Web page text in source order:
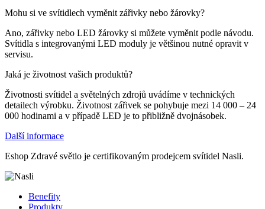
Mohu si ve svítidlech vyměnit zářivky nebo žárovky?
Ano, zářivky nebo LED žárovky si můžete vyměnit podle návodu.
Svítidla s integrovanými LED moduly je většinou nutné opravit v
servisu.
Jaká je životnost vašich produktů?
Životnosti svítidel a světelných zdrojů uvádíme v technických
detailech výrobku. Životnost zářivek se pohybuje mezi 14 000 – 24
000 hodinami a v případě LED je to přibližně dvojnásobek.
Další informace
Eshop Zdravé světlo je certifikovaným prodejcem svítidel Nasli.
Benefity